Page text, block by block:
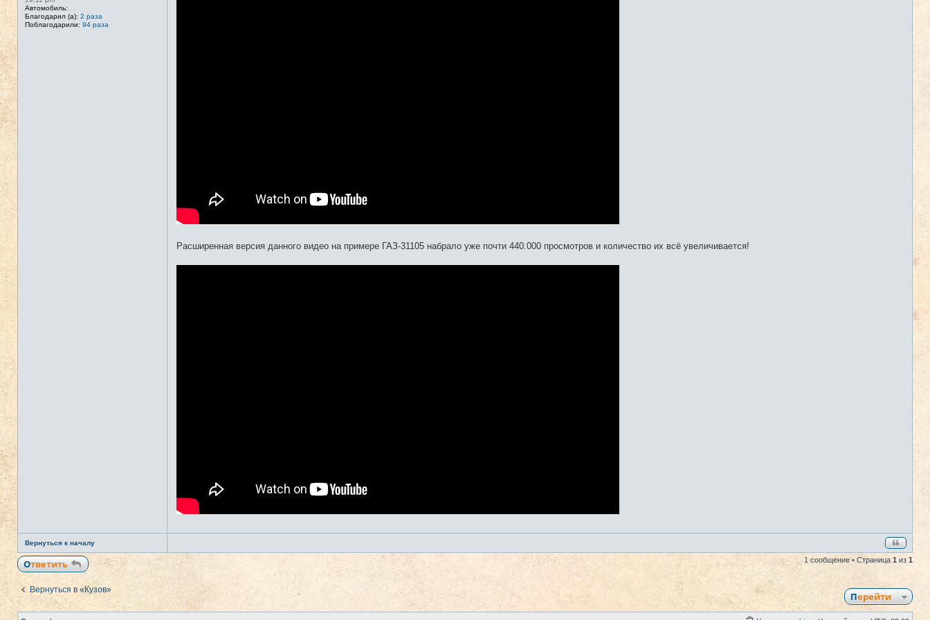
Автомобиль:
Благодарил (а): 2 раза
Поблагодарили: 94 раза
Расширенная версия данного видео на примере ГАЗ-31105 набрало уже почти 440.000 просмотров и количество их всё увеличивается!
Вернуться к началу
Ответить 1 сообщение • Страница 1 из 1
Вернуться в «Кузов»
Перейти